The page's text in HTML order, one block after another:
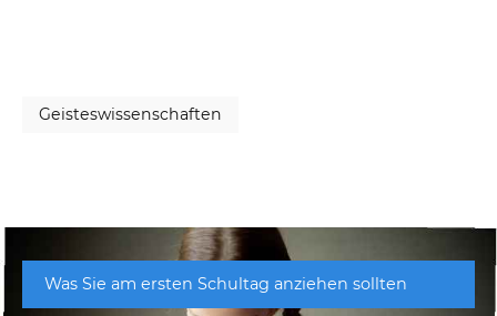
Geisteswissenschaften
Was Sie am ersten Schultag anziehen sollten